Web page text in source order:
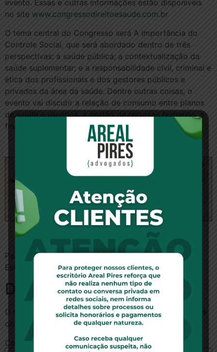
evento. Essas e outras informações estão disponíveis
no site www.congressodireitoesaude.com.br
O tema central do Congresso será A importância do
Controle Social, que será abordado dentro de três
perspectivas: a saúde pública; a contextualização da
saúde suplementar; e a responsabilidade civil, criminal e
ética dos profissionais e dos gestores públicos e
privados da área da saúde. Dentre outras coisas, o
evento vai discutir a relação de consumo entre planos
de saúde e usuários, a gestão de recursos humanos, o
financiamento da saúde, etc.
Para ler a notícia no site do Ministério Publico do
Estado do Ceará,clique aqui.
Deixe um comentário
O seu endereço de e-mail não será publicado.
obrigatórios são marcados com*
Comentário